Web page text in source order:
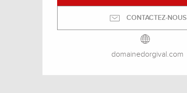
CONTACTEZ-NOUS
domainedorgival.com